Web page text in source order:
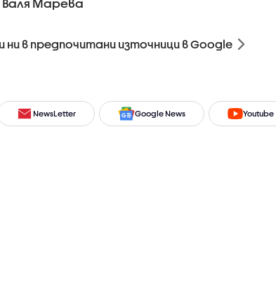
Марева
ни в предпочитани източници в Google
NewsLetter Google News Youtube